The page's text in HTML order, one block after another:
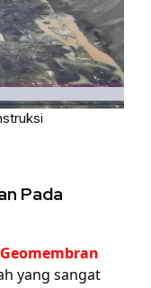
Pada
yang sangat